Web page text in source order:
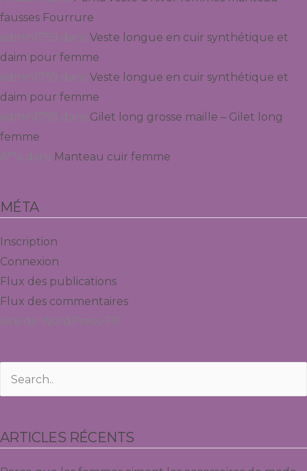
fausses Fourrure
admin1759 dans Veste longue en cuir synthétique et
daim pour femme
admin1759 dans Veste longue en cuir synthétique et
daim pour femme
admin1759 dans Gilet long grosse maille – Gilet long
femme
A**a dans Manteau cuir femme
MÉTA
Inscription
Connexion
Flux des publications
Flux des commentaires
Site de WordPress-FR
ARTICLES RÉCENTS